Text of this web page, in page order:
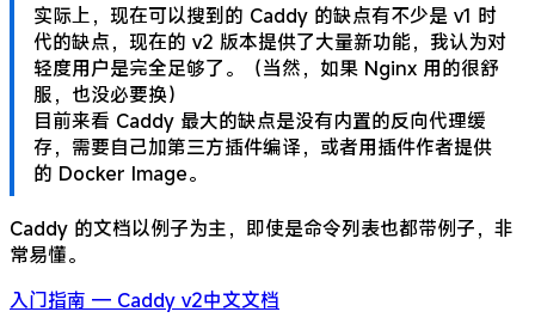
实际上，现在可以搜到的 Caddy 的缺点有不少是 v1 时
代的缺点，现在的 v2 版本提供了大量新功能，我认为对
轻度用户是完全足够了。（当然，如果 Nginx 用的很舒
服，也没必要换）
目前来看 Caddy 最大的缺点是没有内置的反向代理缓
存，需要自己加第三方插件编译，或者用插件作者提供
的 Docker Image。
Caddy 的文档以例子为主，即使是命令列表也都带例子，非
常易懂。
入门指南 — Caddy v2中文文档